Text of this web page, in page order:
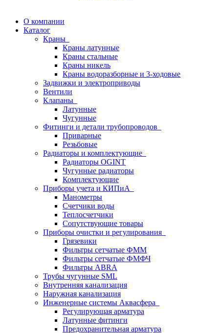
О компании
Каталог
Краны
Краны латунные
Краны стальные
Краны никель
Краны водоразборные и 3-ходовые
Задвижки и электроприводы
Вентили
Клапаны
Латунные
Чугунные
Фитинги и детали трубопроводов
Приварные
Резьбовые
Радиаторы и комплектующие
Радиаторы OGINT
Чугунные радиаторы
Комплектующие
Приборы учета и КИПиА
Манометры
Счетчики воды
Теплосчетчики
Сопутствующие товары
Приборы очистки и регулирования
Грязевики
Фильтры сетчатые ФММ
Фильтры сетчатые ФМФЧ
Фильтры ABRA
Трубы чугунные SML
Внутренняя канализация
Наружная канализация
Инженерные системы Аквасфера
Регулирующая арматура
Латунные фитинги
Предохранительная арматура